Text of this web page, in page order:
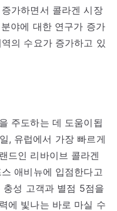
가하면서 콜라겐 시장
야에 대한 연구가 증가
의 수요가 증가하고 있
주도하는 데 도움이됩
, 유럽에서 가장 빠르게
드인 리바이브 콜라겐
애비뉴에 입점한다고
성 고객과 별점 5점을
에 빛나는 바로 마실 수